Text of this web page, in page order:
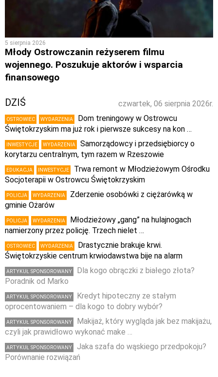
5 sierpnia 2026
Młody Ostrowczanin reżyserem filmu
wojennego. Poszukuje aktorów i wsparcia
finansowego
czwartek, 06 sierpnia 2026r.
DZIŚ
OSTROWIEC WYDARZENIA
Dom treningowy w Ostrowcu
Świętokrzyskim ma już rok i pierwsze sukcesy na kon …
INWESTYCJE WYDARZENIA
Samorządowcy i przedsiębiorcy o
korytarzu centralnym, tym razem w Rzeszowie
EDUKACJA INWESTYCJE
Trwa remont w Młodzieżowym Ośrodku
Socjoterapii w Ostrowcu Świętokrzyskim
POLICJA WYDARZENIA
Zderzenie osobówki z ciężarówką w
gminie Ożarów
POLICJA WYDARZENIA
Młodzieżowy „gang” na hulajnogach
namierzony przez policję. Trzech nielet …
OSTROWIEC WYDARZENIA
Drastycznie brakuje krwi.
Świętokrzyskie centrum krwiodawstwa bije na alarm
ARTYKUŁ SPONSOROWANY
Dla kogo obrączki z białego złota?
Poradnik od Marko
ARTYKUŁ SPONSOROWANY
Kredyt hipoteczny ze stałym
oprocentowaniem – dla kogo to dobry wybór?
ARTYKUŁ SPONSOROWANY
Makijaż, który wygląda jak bez makijażu,
czyli jak prawidłowo wykonać make …
ARTYKUŁ SPONSOROWANY
Jaka szafa do wąskiego przedpokoju?
Porównanie rozwiązań